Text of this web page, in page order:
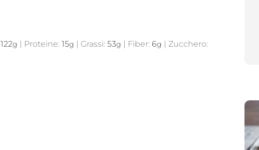
122g | Proteine: 15g | Grassi: 53g | Fiber: 6g | Zucchero: